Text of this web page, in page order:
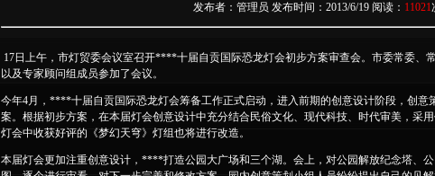
发布者：管理员 发布时间：2013/6/19 阅读： 11021
17日上午，市灯贸委会议室召开****十届自贡国际恐龙灯会初步方案审查会。市委常委、
以及专家顾问组成员参加了会议。
今年4月，****十届自贡国际恐龙灯会筹备工作正式启动，进入前期的创意设计阶段，创意
案。根据初步方案，在本届灯会创意设计中充分结合民俗文化、现代科技、时代审美，采
灯会中收获好评的《梦幻天穹》灯组也将进行改造。
本届灯会更加注重创意设计，****打造公园大广场和三个湖。会上，对公园解放纪念塔、